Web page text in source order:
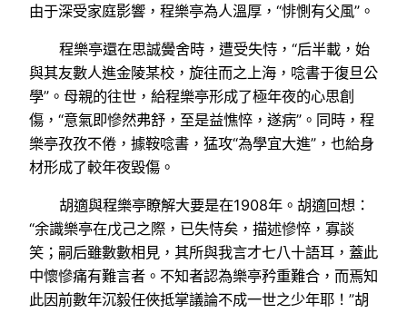
由于深受家庭影響，程樂亭為人溫厚，“悱惻有父風”。
程樂亭還在思誠黌舍時，遭受失恃，“后半載，始
與其友數人進金陵某校，旋往而之上海，唸書于復旦公
學”。母親的往世，給程樂亭形成了極年夜的心思創
傷，“意氣即慘然弗舒，至是益憔悴，遂病”。同時，程
樂亭孜孜不倦，據鞍唸書，猛攻“為學宜大進”，也給身
材形成了較年夜毀傷。
胡適與程樂亭瞭解大要是在1908年。胡適回想：
“余識樂亭在戊己之際，已失恃矣，描述慘悴，寡談
笑；嗣后雖數數相見，其所與我言才七八十語耳，蓋此
中懷慘痛有難言者。不知者認為樂亭矜重難合，而焉知
此因前數年沉毅任俠抵掌議論不成一世之少年耶！”胡